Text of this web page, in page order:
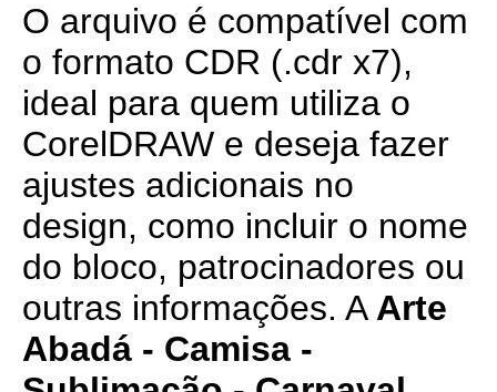
O arquivo é compatível com
o formato CDR (.cdr x7),
ideal para quem utiliza o
CorelDRAW e deseja fazer
ajustes adicionais no
design, como incluir o nome
do bloco, patrocinadores ou
outras informações. A Arte
Abadá - Camisa -